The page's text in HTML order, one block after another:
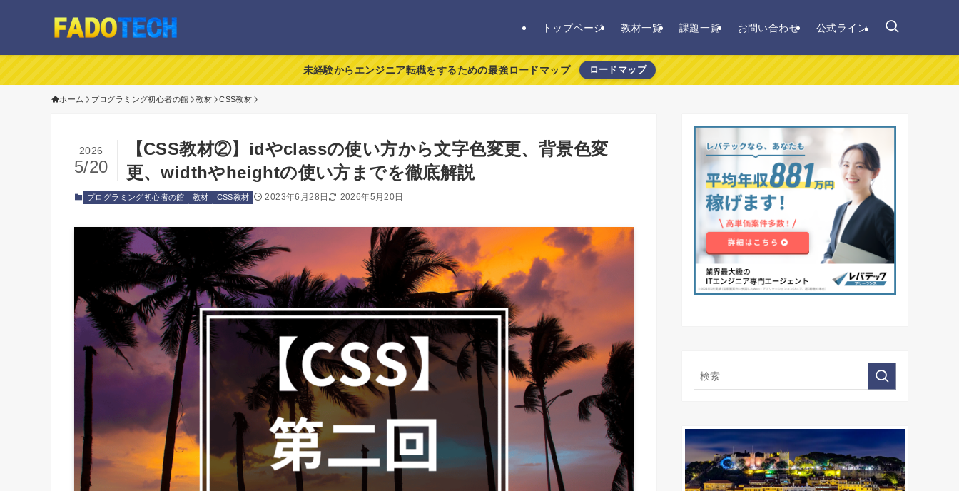
トップページ 教材一覧 課題一覧 お問い合わせ 公式ライン
未経験からエンジニア転職をするための最強ロードマップ ロードマップ
ホーム プログラミング初心者の館 教材 CSS教材
【CSS教材②】idやclassの使い方から文字色変更、背景色変
更、widthやheightの使い方までを徹底解説
2026
5/20
プログラミング初心者の館 教材 CSS教材 2023年6月28日 2026年5月20日